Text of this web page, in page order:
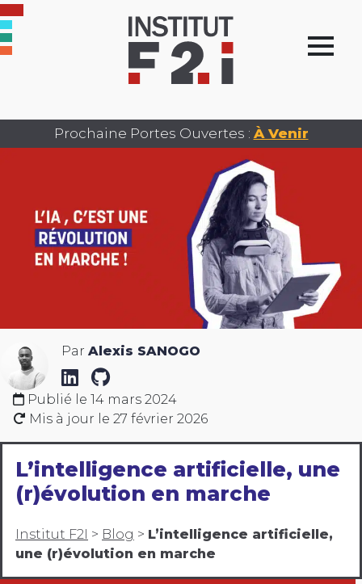
Prochaine Portes Ouvertes : À Venir
Par Alexis SANOGO
Publié le 14 mars 2024
Mis à jour le 27 février 2026
L’intelligence artificielle, une
(r)évolution en marche
Institut F2I > Blog > L’intelligence artificielle,
une (r)évolution en marche